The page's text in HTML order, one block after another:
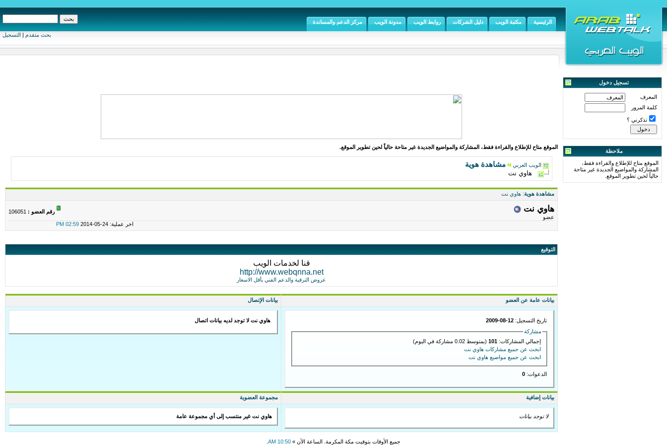
بحث متقدم | التسجيل
الرئيسية مكتبة الويب دليل الشركات روابط الويب مدونة الويب مركز الدعم والمساندة
تسجيل دخول
المعرف
كلمة المرور
تذكرني ؟
ملاحظة
الموقع متاح للإطلاع والقراءة فقط،
المشاركة والمواضيع الجديدة غير متاحة
حالياً لحين تطوير الموقع.
الموقع متاح للإطلاع والقراءة فقط، المشاركة والمواضيع الجديدة غير متاحة حالياً لحين تطوير الموقع.
الويب العربي مشاهدة هوية
هاوي نت
مشاهدة هوية: هاوي نت
هاوي نت
عضو
رقم العضو :
اخر عملية: 24-05-2014 02:59 PM
التوقيع
قنا لخدمات الويب
http://www.webqnna.net
عروض الترقية والدعم الفني بأقل الاسعار
بيانات عامة عن العضو بيانات الإتصال
تاريخ التسجيل: 12-08-2009
مشاركة
إجمالي المشاركات:101 (بمتوسط 0.02 مشاركة في اليوم)
ابحث عن جميع مشاركات هاوي نت
ابحث عن جميع مواضيع هاوي نت
الدعوات: 0
هاوي نت لا توجد لديه بيانات اتصال
بيانات إضافية مجموعة العضوية
لا توجد بيانات هاوي نت غير منتسب إلى أي مجموعة عامة
جميع الأوقات بتوقيت مكة المكرمة. الساعة الآن » 10:50 AM